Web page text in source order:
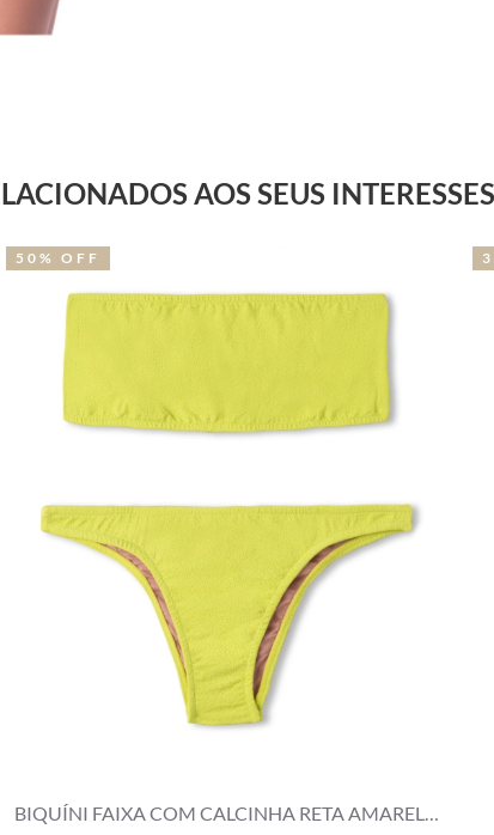
AOS SEUS INTERESSES
CALCINHA FRANZIDA COMFORT ROMÃ
32% OFF